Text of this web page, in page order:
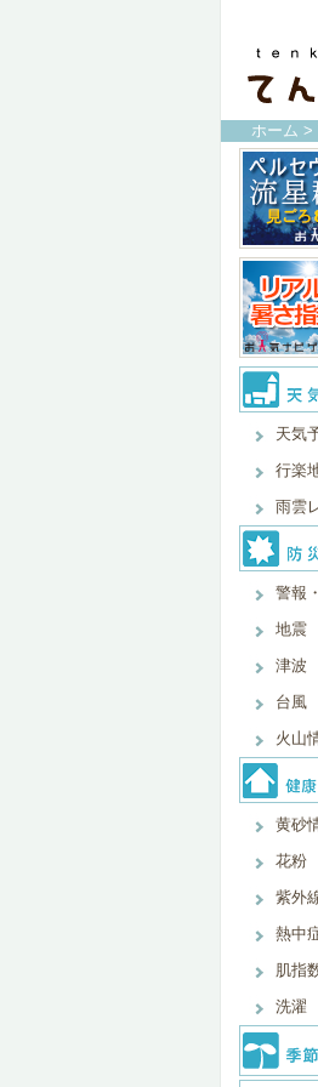
ホーム >
天気
行楽
雨雲
警報
地震
津波
台風
火山
黄砂
花粉
紫外
熱中
肌指
洗濯